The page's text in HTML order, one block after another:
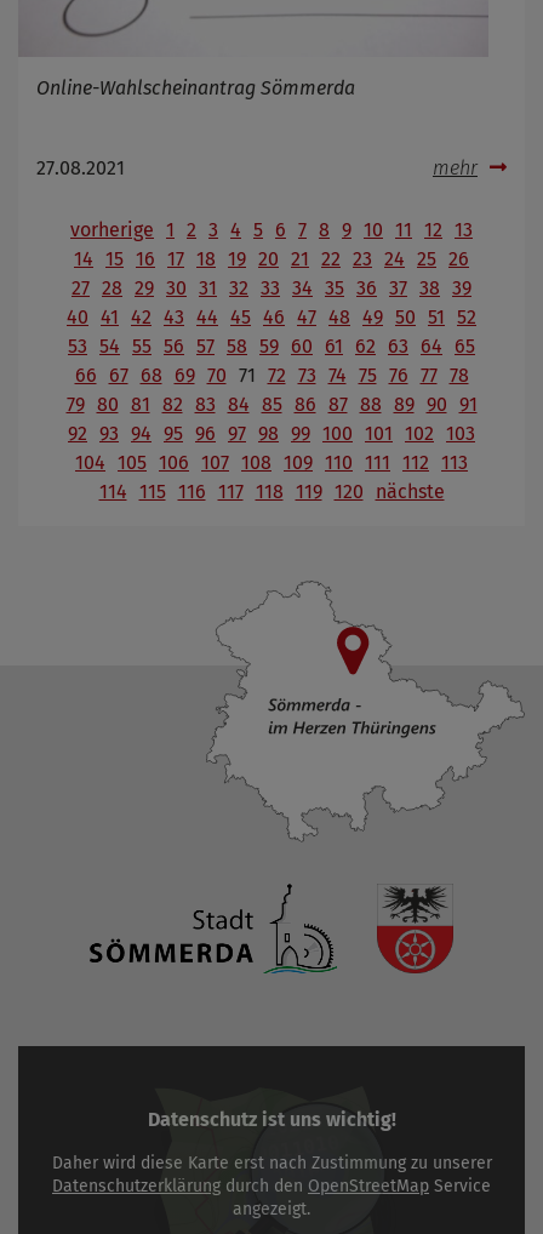
Online-Wahlscheinantrag Sömmerda
27.08.2021 mehr
vorherige 1 2 3 4 5 6 7 8 9 10 11 12 13
14 15 16 17 18 19 20 21 22 23 24 25 26
27 28 29 30 31 32 33 34 35 36 37 38 39
40 41 42 43 44 45 46 47 48 49 50 51
52
53 54 55 56 57 58 59 60 61 62 63 64
65
66
67 68 69 70 71 72 73 74 75 76 77 78
79 80 81 82 83 84 85 86 87 88 89 90 91
92 93 94 95 96 97 98 99 100 101 102 103
104 105 106 107 108 109 110 111 112 113
114 115 116 117 118 119 120 nächste
Datenschutz ist uns wichtig!
Daher wird diese Karte erst nach Zustimmung zu unserer
Datenschutzerklärung durch den OpenStreetMap Service
angezeigt.